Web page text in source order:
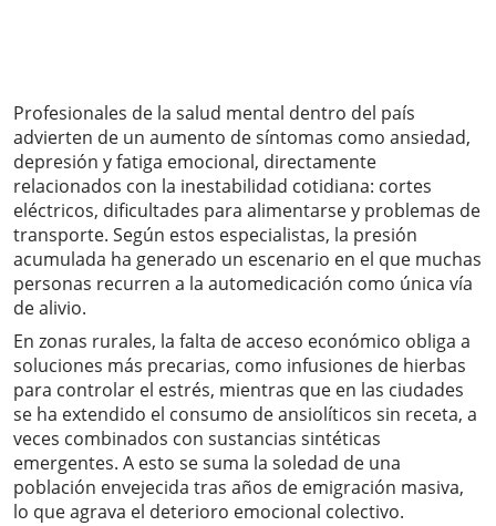
Profesionales de la salud mental dentro del país
advierten de un aumento de síntomas como ansiedad,
depresión y fatiga emocional, directamente
relacionados con la inestabilidad cotidiana: cortes
eléctricos, dificultades para alimentarse y problemas de
transporte. Según estos especialistas, la presión
acumulada ha generado un escenario en el que muchas
personas recurren a la automedicación como única vía
de alivio.
En zonas rurales, la falta de acceso económico obliga a
soluciones más precarias, como infusiones de hierbas
para controlar el estrés, mientras que en las ciudades
se ha extendido el consumo de ansiolíticos sin receta, a
veces combinados con sustancias sintéticas
emergentes. A esto se suma la soledad de una
población envejecida tras años de emigración masiva,
lo que agrava el deterioro emocional colectivo.